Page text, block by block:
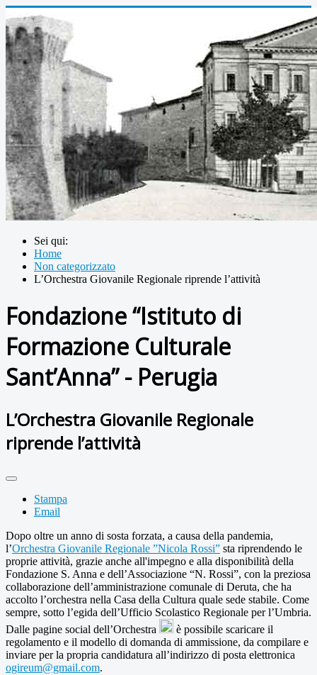
Sei qui:
Home
Non categorizzato
L’Orchestra Giovanile Regionale riprende l’attività
Fondazione “Istituto di
Formazione Culturale
Sant’Anna” - Perugia
L’Orchestra Giovanile Regionale
riprende l’attività
Stampa
Email
Dopo oltre un anno di sosta forzata, a causa della pandemia,
l’Orchestra Giovanile Regionale ”Nicola Rossi” sta riprendendo le
proprie attività, grazie anche all'impegno e alla disponibilità della
Fondazione S. Anna e dell’Associazione “N. Rossi”, con la preziosa
collaborazione dell’amministrazione comunale di Deruta, che ha
accolto l’orchestra nella Casa della Cultura quale sede stabile. Come
sempre, sotto l’egida dell’Ufficio Scolastico Regionale per l’Umbria.
Dalle pagine social dell’Orchestra
è possibile scaricare il
regolamento e il modello di domanda di ammissione, da compilare e
inviare per la propria candidatura all’indirizzo di posta elettronica
ogireum@gmail.com.